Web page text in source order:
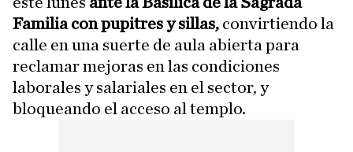
Familia con pupitres y sillas, convirtiendo la
calle en una suerte de aula abierta para
reclamar mejoras en las condiciones
laborales y salariales en el sector, y
bloqueando el acceso al templo.